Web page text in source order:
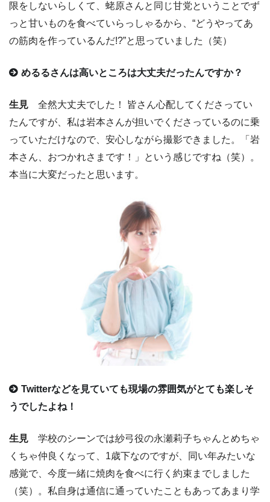
限をしないらしくて、蛯原さんと同じ甘党ということでず
っと甘いものを食べていらっしゃるから、“どうやってあ
の筋肉を作っているんだ!?”と思っていました（笑）
めるるさんは高いところは大丈夫だったんですか？
生見 全然大丈夫でした！ 皆さん心配してくださってい
たんですが、私は岩本さんが担いでくださっているのに乗
っていただけなので、安心しながら撮影できました。「岩
本さん、おつかれさまです！」という感じですね（笑）。
本当に大変だったと思います。
Twitterなどを見ていても現場の雰囲気がとても楽しそ
うでしたよね！
生見 学校のシーンでは紗弓役の永瀬莉子ちゃんとめちゃ
くちゃ仲良くなって、1歳下なのですが、同い年みたいな
感覚で、今度一緒に焼肉を食べに行く約束までしました
（笑）。私自身は通信に通っていたこともあってあまり学